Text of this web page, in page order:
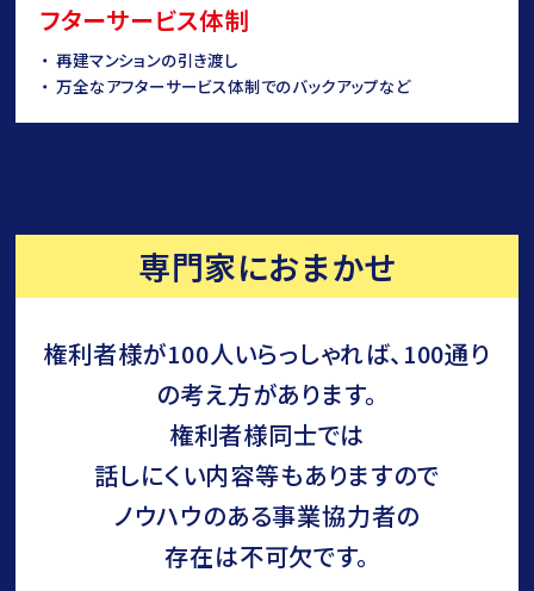
フターサービス体制
再建マンションの引き渡し
万全なアフターサービス体制でのバックアップなど
専門家におまかせ
権利者様が100人いらっしゃれば、100通り
の考え方があります。
権利者様同士では
話しにくい内容等もありますので
ノウハウのある事業協力者の
存在は不可欠です。